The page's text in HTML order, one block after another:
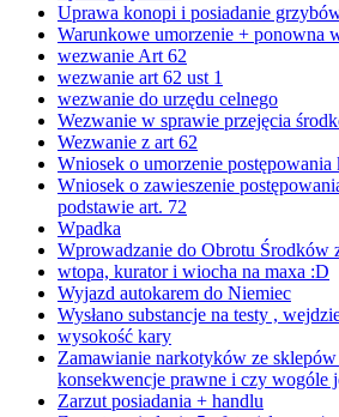
Uprawa konopi i posiadanie
Warunkowe umorzenie + ponowna
wezwanie Art 62
wezwanie art 62 ust 1
wezwanie do urzędu celnego
Wezwanie w sprawie przejęcia
Wezwanie z art 62
Wniosek o umorzenie postępowania
Wniosek o zawieszenie
podstawie art. 72
Wpadka
Wprowadzanie do Obrotu Środków
wtopa, kurator i wiocha na maxa :D
Wyjazd autokarem do Niemiec
Wysłano substancje na testy ,
wysokość kary
Zamawianie narkotyków ze
konsekwencje prawne i czy wogóle
Zarzut posiadania + handlu